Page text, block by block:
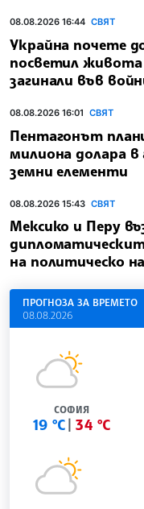
08.08.2026 16:44 СВЯТ
Украйна почете
посветил живота
загинали във
08.08.2026 16:01 СВЯТ
Пентагонът
милиона долара в
земни елементи
08.08.2026 15:43 СВЯТ
Мексико и Перу
на политическо
ПРОГНОЗА ЗА ВРЕМЕТО
08.08.2026
СОФИЯ
19 °C 34 °C